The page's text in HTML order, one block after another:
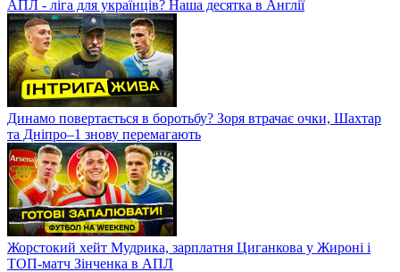
АПЛ - ліга для українців? Наша десятка в Англії
Динамо повертається в боротьбу? Зоря втрачає очки, Шахтар
та Дніпро–1 знову перемагають
Жорстокий хейт Мудрика, зарплатня Циганкова у Жироні і
ТОП-матч Зінченка в АПЛ